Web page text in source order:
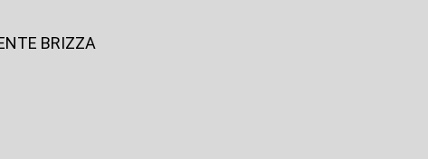
BRIZZA